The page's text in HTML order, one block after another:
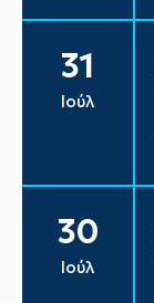
31
Ιούλ
30
Ιούλ